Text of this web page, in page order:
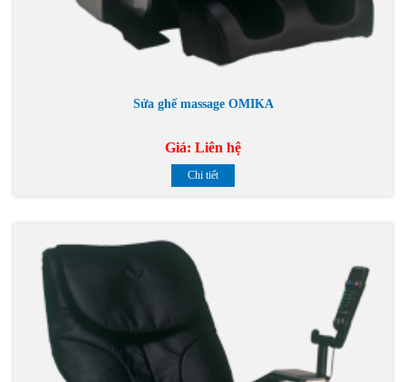
Sửa ghế massage OMIKA
Giá: Liên hệ
Chi tiết